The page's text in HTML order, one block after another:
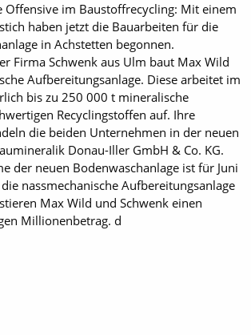
Offensive im Bau­stoffrecycling: Mit einem
haben jetzt die Bauarbeiten für die
in Achstetten begonnen.
Firma Schwenk aus Ulm baut Max Wild
Aufbereitungsanlage. Diese arbeitet im
bis zu 250 000 t mineralische
Recyclingstoffen auf. Ihre
die beiden Unternehmen in der neuen
Donau-­Iller GmbH & Co. KG.
der neuen Bodenwaschanlage ist für Juni
nassmechanische Aufbereitungsanlage
Max Wild und Schwenk einen
Millionenbetrag. d